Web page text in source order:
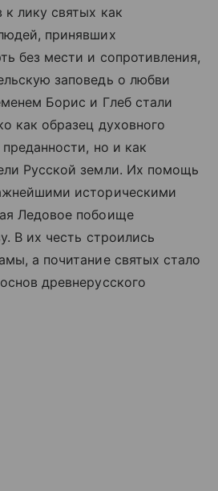
к лику святых как
принявших
без мести и сопротивления,
заповедь о любви
Борис и Глеб стали
как образец духовного
но и как
Русской земли. Их помощь
историческими
Ледовое побоище
В их честь строились
а почитание святых стало
древнерусского